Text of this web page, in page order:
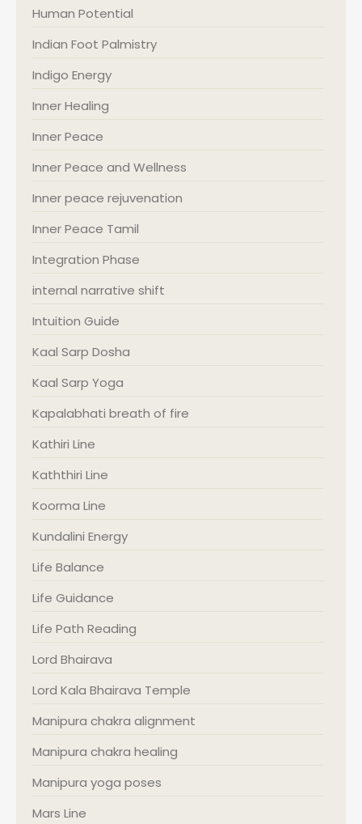
Human Potential
Indian Foot Palmistry
Indigo Energy
Inner Healing
Inner Peace
Inner Peace and Wellness
Inner peace rejuvenation
Inner Peace Tamil
Integration Phase
internal narrative shift
Intuition Guide
Kaal Sarp Dosha
Kaal Sarp Yoga
Kapalabhati breath of fire
Kathiri Line
Kaththiri Line
Koorma Line
Kundalini Energy
Life Balance
Life Guidance
Life Path Reading
Lord Bhairava
Lord Kala Bhairava Temple
Manipura chakra alignment
Manipura chakra healing
Manipura yoga poses
Mars Line